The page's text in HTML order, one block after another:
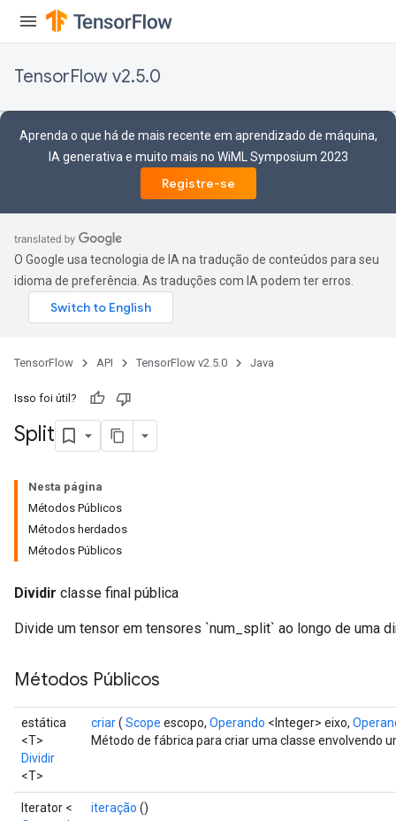
TensorFlow v2.5.0
Aprenda o que há de mais recente em aprendizado de máquina,
IA generativa e muito mais no WiML Symposium 2023
Registre-se
O Google usa tecnologia de IA na tradução de conteúdos para seu
idioma de preferência. As traduções com IA podem ter erros.
TensorFlow API TensorFlow v2.5.0 Java
Isso foi útil?
Split
Nesta página
Métodos Públicos
Métodos herdados
Métodos Públicos
Dividir classe final pública
Divide um tensor em tensores `num_split` ao longo de uma
Métodos Públicos
estática
<T>
Dividir
<T>
criar( Scope escopo, Operando <Integer> eixo,
Método de fábrica para criar uma classe envolvendo
Iterator <
iteração ()